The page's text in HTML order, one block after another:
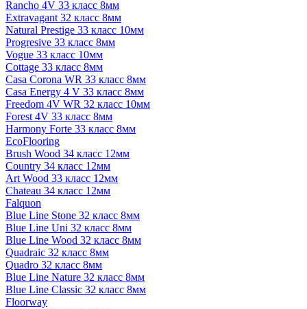
Rancho 4V 33 класс 8мм
Extravagant 32 класс 8мм
Natural Prestige 33 класс 10мм
Progresive 33 класс 8мм
Vogue 33 класс 10мм
Cottage 33 класс 8мм
Casa Corona WR 33 класс 8мм
Casa Energy 4 V 33 класс 8мм
Freedom 4V WR 32 класс 10мм
Forest 4V 33 класс 8мм
Harmony Forte 33 класс 8мм
EcoFlooring
Brush Wood 34 класс 12мм
Country 34 класс 12мм
Art Wood 33 класс 12мм
Chateau 34 класс 12мм
Falquon
Blue Line Stone 32 класс 8мм
Blue Line Uni 32 класс 8мм
Blue Line Wood 32 класс 8мм
Quadraic 32 класс 8мм
Quadro 32 класс 8мм
Blue Line Nature 32 класс 8мм
Blue Line Classic 32 класс 8мм
Floorway